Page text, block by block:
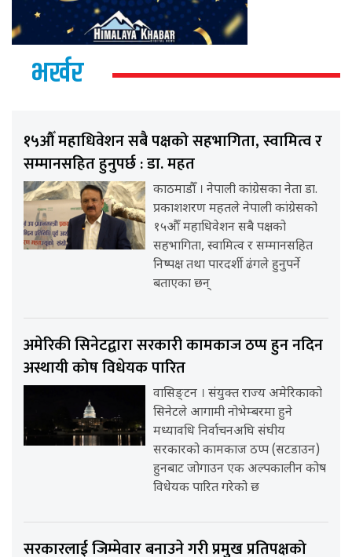
भर्खर
१५औँ महाधिवेशन सबै पक्षको सहभागिता, स्वामित्व र
सम्मानसहित हुनुपर्छ : डा. महत
काठमाडौँ । नेपाली कांग्रेसका नेता डा.
प्रकाशशरण महतले नेपाली कांग्रेसको
१५औँ महाधिवेशन सबै पक्षको
सहभागिता, स्वामित्व र सम्मानसहित
निष्पक्ष तथा पारदर्शी ढंगले हुनुपर्ने
बताएका छन्
अमेरिकी सिनेटद्वारा सरकारी कामकाज ठप्प हुन नदिन
अस्थायी कोष विधेयक पारित
वासिङ्टन । संयुक्त राज्य अमेरिकाको
सिनेटले आगामी नोभेम्बरमा हुने
मध्यावधि निर्वाचनअघि संघीय
सरकारको कामकाज ठप्प (सटडाउन)
हुनबाट जोगाउन एक अल्पकालीन कोष
विधेयक पारित गरेको छ
सरकारलाई जिम्मेवार बनाउने गरी प्रमुख प्रतिपक्षको